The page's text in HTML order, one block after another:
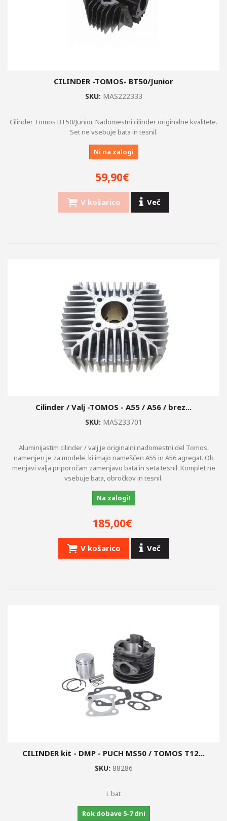
CILINDER -TOMOS- BT50/Junior
SKU: MAS222333
Cilinder Tomos BT50/Junior. Nadomestni cilinder originalne kvalitete.
Set ne vsebuje bata in tesnil.
Ni na zalogi
59,90€
V košarico Več
Cilinder / Valj -TOMOS - A55 / A56 / brez...
SKU: MAS233701
Aluminijastim cilinder / valj je originalni nadomestni del Tomos,
namenjen je za modele, ki imajo nameščen A55 in A56 agregat. Ob
menjavi valja priporočam zamenjavo bata in seta tesnil. Komplet ne
vsebuje bata, obročkov in tesnil.
Na zalogi!
185,00€
V košarico Več
CILINDER kit - DMP - PUCH MS50 / TOMOS T12...
SKU: 88286
L bat
Rok dobave 5-7 dni